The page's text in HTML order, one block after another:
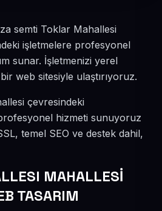
semti Toklar Mahallesi
işletmelere profesyonel
sunar. İşletmenizi yerel
web sitesiyle ulaştırıyoruz.
çevresindeki
hizmeti sunuyoruz
temel SEO ve destek dahil,
MAHALLESİ
TASARIM